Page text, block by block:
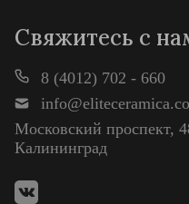
Свяжитесь с
8 (4012) 702 - 660
Московский проспект,
Калининград